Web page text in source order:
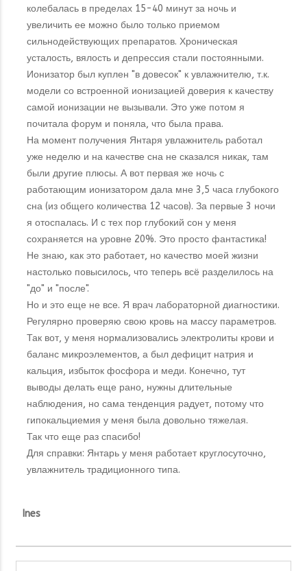
колебалась в пределах 15-40 минут за ночь и
увеличить ее можно было только приемом
сильнодействующих препаратов. Хроническая
усталость, вялость и депрессия стали постоянными.
Ионизатор был куплен "в довесок" к увлажнителю, т.к.
модели со встроенной ионизацией доверия к качеству
самой ионизации не вызывали. Это уже потом я
почитала форум и поняла, что была права.
На момент получения Янтаря увлажнитель работал
уже неделю и на качестве сна не сказался никак, там
были другие плюсы. А вот первая же ночь с
работающим ионизатором дала мне 3,5 часа глубокого
сна (из общего количества 12 часов). За первые 3 ночи
я отоспалась. И с тех пор глубокий сон у меня
сохраняется на уровне 20%. Это просто фантастика!
Не знаю, как это работает, но качество моей жизни
настолько повысилось, что теперь всё разделилось на
"до" и "после".
Но и это еще не все. Я врач лабораторной диагностики.
Регулярно проверяю свою кровь на массу параметров.
Так вот, у меня нормализовались электролиты крови и
баланс микроэлементов, а был дефицит натрия и
кальция, избыток фосфора и меди. Конечно, тут
выводы делать еще рано, нужны длительные
наблюдения, но сама тенденция радует, потому что
гипокальциемия у меня была довольно тяжелая.
Так что еще раз спасибо!
Для справки: Янтарь у меня работает круглосуточно,
увлажнитель традиционного типа.
Ines